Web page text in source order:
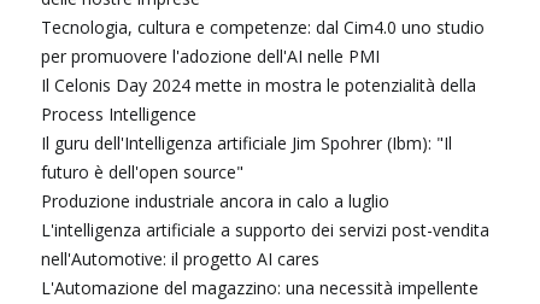
Tecnologia, cultura e competenze: dal Cim4.0 uno studio
per promuovere l'adozione dell'AI nelle PMI
Il Celonis Day 2024 mette in mostra le potenzialità della
Process Intelligence
Il guru dell'Intelligenza artificiale Jim Spohrer (Ibm): "Il
futuro è dell'open source"
Produzione industriale ancora in calo a luglio
L'intelligenza artificiale a supporto dei servizi post-vendita
nell'Automotive: il progetto AI cares
L'Automazione del magazzino: una necessità impellente